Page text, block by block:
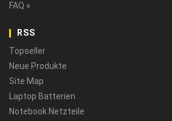
FAQ »
RSS
Topseller
Neue Produkte
Site Map
Laptop Batterien
Notebook Netzteile